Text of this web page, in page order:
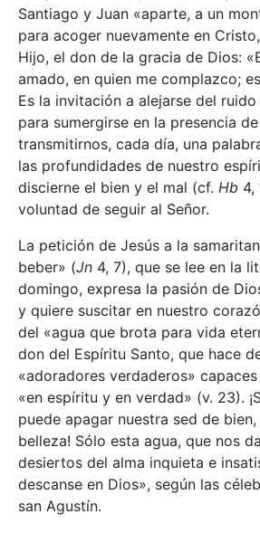
Santiago y Juan «aparte, a un
para acoger nuevamente en
Hijo, el don de la gracia de Dios:
amado, en quien me complazco;
Es la invitación a alejarse del
para sumergirse en la presencia
transmitirnos, cada día, una
las profundidades de nuestro
discierne el bien y el mal (cf. Hb 4,
voluntad de seguir al Señor.
La petición de Jesús a la
beber» (Jn 4, 7), que se lee en la
domingo, expresa la pasión de
y quiere suscitar en nuestro
del «agua que brota para vida
don del Espíritu Santo, que hace
«adoradores verdaderos»
«en espíritu y en verdad» (v. 23).
puede apagar nuestra sed de
belleza! Sólo esta agua, que nos
desiertos del alma inquieta e
descanse en Dios», según las
san Agustín.